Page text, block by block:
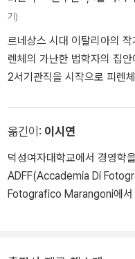
기)
르네상스 시대 이탈리아의
렌체의 가난한 법학자의 집
2서기관직을 시작으로 피렌
한 논고』 『독일과 황제에 관
필하였다. 그러나 1512년 스
공직에서 축출되어 1513년
옥되었다. 이후 석방되어 피
은둔하면서 『군주론』 초고
옮긴이: 이시연
덕성여자대학교에서 경영학
ADFF(Accademia Di
Fotografico Marangoni에